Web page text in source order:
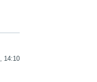
14:10